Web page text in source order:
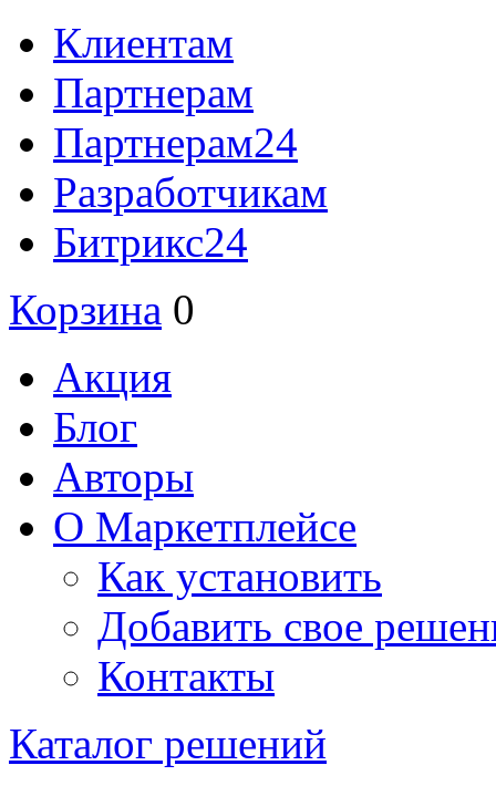
Клиентам
Партнерам
Партнерам24
Разработчикам
Битрикс24
Корзина 0
Акция
Блог
Авторы
О Маркетплейсе
Как установить
Добавить свое
Контакты
Каталог решений